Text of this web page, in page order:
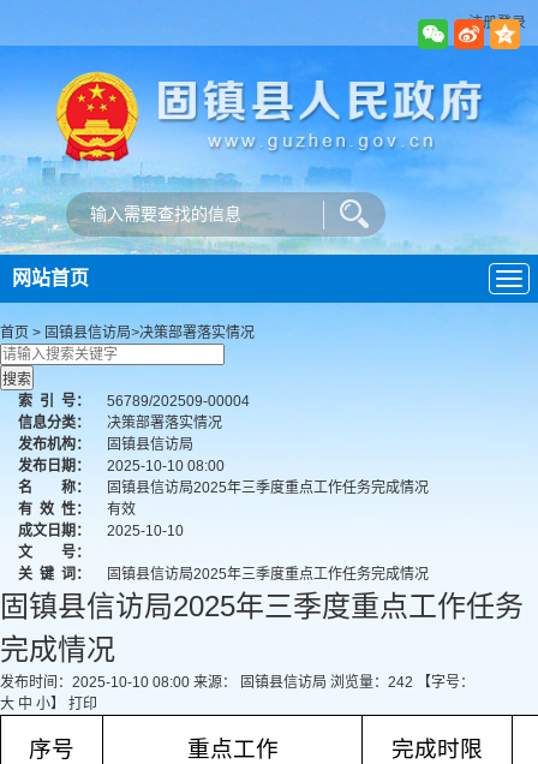
注册登录
导
航
网站首页
首页 > 固镇县信访局>决策部署落实情况
索 引 号：
56789/202509-00004
信息分类：
决策部署落实情况
发布机构：
固镇县信访局
发布日期：
2025-10-10 08:00
名 称：
固镇县信访局2025年三季度重点工作任务完成情况
有 效 性：
有效
成文日期：
2025-10-10
文 号：
关 键 词： 固镇县信访局2025年三季度重点工作任务完成情况
固镇县信访局2025年三季度重点工作任务
完成情况
发布时间：2025-10-10 08:00 来源： 固镇县信访局 浏览量： 242
【字号：
大 中 小】 打印
序号 重点工作 完成时限